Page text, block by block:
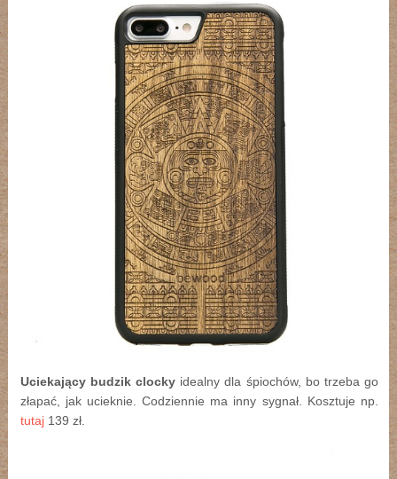
Uciekający budzik clocky idealny dla śpiochów, bo trzeba go
złapać, jak ucieknie. Codziennie ma inny sygnał. Kosztuje np.
tutaj 139 zł.